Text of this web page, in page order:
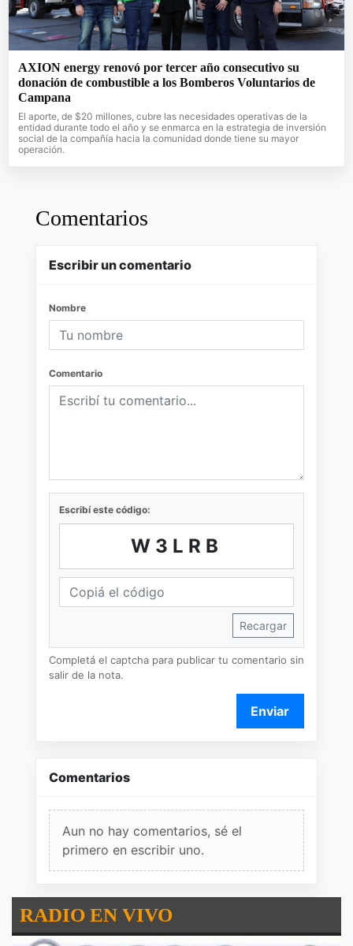
AXION energy renovó por tercer año consecutivo su
donación de combustible a los Bomberos Voluntarios de
Campana
El aporte, de $20 millones, cubre las necesidades operativas de la
entidad durante todo el año y se enmarca en la estrategia de inversión
social de la compañía hacia la comunidad donde tiene su mayor
operación.
Comentarios
Escribir un comentario
Nombre
Comentario
Escribí este código:
W3LRB
Recargar
Completá el captcha para publicar tu comentario sin
salir de la nota.
Enviar
Comentarios
Aun no hay comentarios, sé el
primero en escribir uno.
RADIO EN VIVO